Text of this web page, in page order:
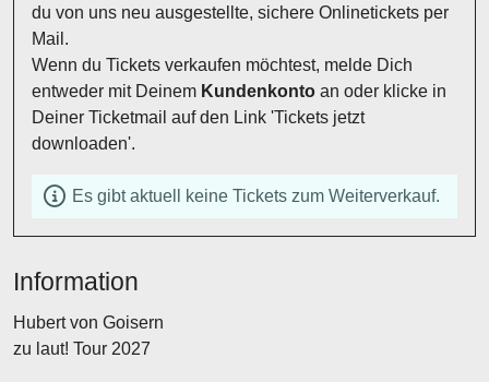
du von uns neu ausgestellte, sichere Onlinetickets per
Mail.
Wenn du Tickets verkaufen möchtest, melde Dich
entweder mit Deinem Kundenkonto an oder klicke in
Deiner Ticketmail auf den Link 'Tickets jetzt
downloaden'.
Es gibt aktuell keine Tickets zum Weiterverkauf.
Information
Hubert von Goisern
zu laut! Tour 2027